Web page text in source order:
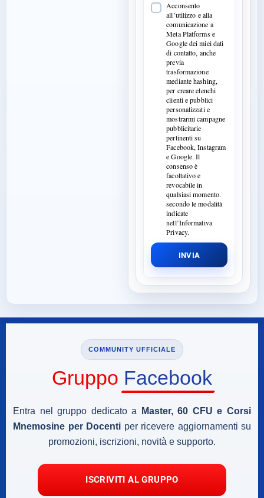
Acconsento
all’utilizzo e alla
comunicazione a
Meta Platforms e
Google dei miei dati
di contatto, anche
previa
trasformazione
mediante hashing,
per creare elenchi
clienti e pubblici
personalizzati e
mostrarmi campagne
pubblicitarie
pertinenti su
Facebook, Instagram
e Google. Il
consenso è
facoltativo e
revocabile in
qualsiasi momento.
secondo le modalità
indicate
nell’Informativa
Privacy.
INVIA
COMMUNITY UFFICIALE
Gruppo Facebook
Entra nel gruppo dedicato a
Master, 60 CFU e Corsi
Mnemosine per Docenti per ricevere aggiornamenti su
promozioni, iscrizioni, novità e supporto.
ISCRIVITI AL GRUPPO